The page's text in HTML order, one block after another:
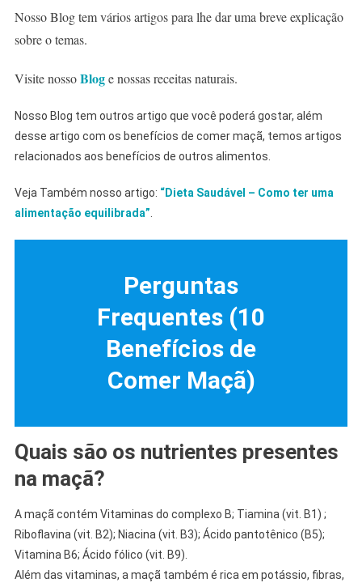
Nosso Blog tem vários artigos para lhe dar uma breve explicação
sobre o temas.
Visite nossoBloge nossas receitas naturais.
Nosso Blog tem outros artigo que você poderá gostar, além
desse artigo com os benefícios de comer maçã, temos artigos
relacionados aos benefícios de outros alimentos.
Veja Também nosso artigo: “Dieta Saudável – Como ter uma
alimentação equilibrada”
Perguntas
Frequentes (10
Benefícios de
Comer Maçã)
Quais são os nutrientes presentes
na maçã?
A maçã contém Vitaminas do complexo B; Tiamina (vit. B1) ;
Riboflavina (vit. B2); Niacina (vit. B3); Ácido pantotênico (B5);
Vitamina B6; Ácido fólico (vit. B9).
Além das vitaminas, a maçã também é rica em potássio, fibras,